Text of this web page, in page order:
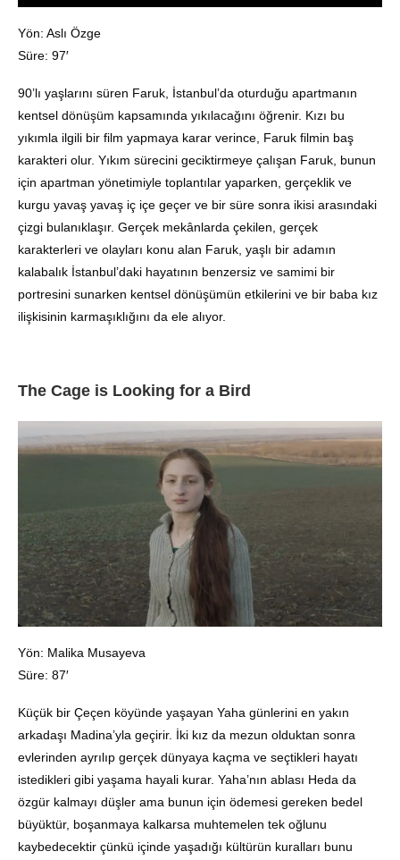
Yön: Aslı Özge
Süre: 97′
90’lı yaşlarını süren Faruk, İstanbul’da oturduğu apartmanın
kentsel dönüşüm kapsamında yıkılacağını öğrenir. Kızı bu
yıkımla ilgili bir film yapmaya karar verince, Faruk filmin baş
karakteri olur. Yıkım sürecini geciktirmeye çalışan Faruk, bunun
için apartman yönetimiyle toplantılar yaparken, gerçeklik ve
kurgu yavaş yavaş iç içe geçer ve bir süre sonra ikisi arasındaki
çizgi bulanıklaşır. Gerçek mekânlarda çekilen, gerçek
karakterleri ve olayları konu alan Faruk, yaşlı bir adamın
kalabalık İstanbul’daki hayatının benzersiz ve samimi bir
portresini sunarken kentsel dönüşümün etkilerini ve bir baba kız
ilişkisinin karmaşıklığını da ele alıyor.
The Cage is Looking for a Bird
Yön: Malika Musayeva
Süre: 87′
Küçük bir Çeçen köyünde yaşayan Yaha günlerini en yakın
arkadaşı Madina’yla geçirir. İki kız da mezun olduktan sonra
evlerinden ayrılıp gerçek dünyaya kaçma ve seçtikleri hayatı
istedikleri gibi yaşama hayali kurar. Yaha’nın ablası Heda da
özgür kalmayı düşler ama bunun için ödemesi gereken bedel
büyüktür, boşanmaya kalkarsa muhtemelen tek oğlunu
kaybedecektir çünkü içinde yaşadığı kültürün kuralları bunu